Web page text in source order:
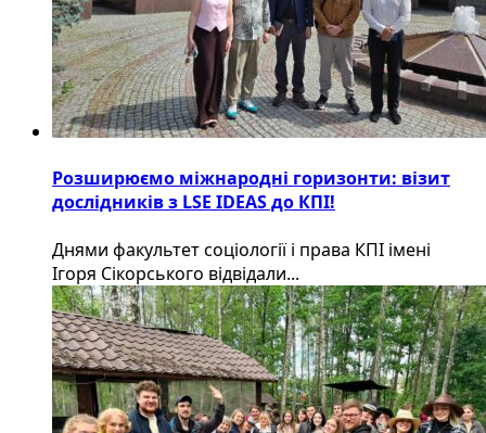
Розширюємо міжнародні горизонти: візит
дослідників з LSE IDEAS до КПІ!
Днями факультет соціології і права КПІ імені
Ігоря Сікорського відвідали...